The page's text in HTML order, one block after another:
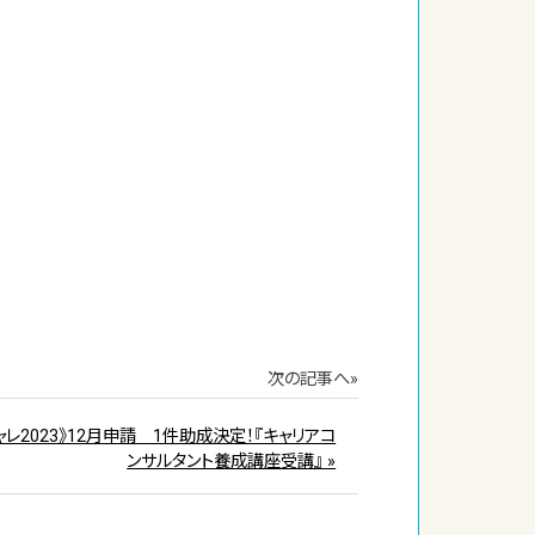
次の記事へ»
レ2023》12月申請 1件助成決定！『キャリアコ
ンサルタント養成講座受講』 »